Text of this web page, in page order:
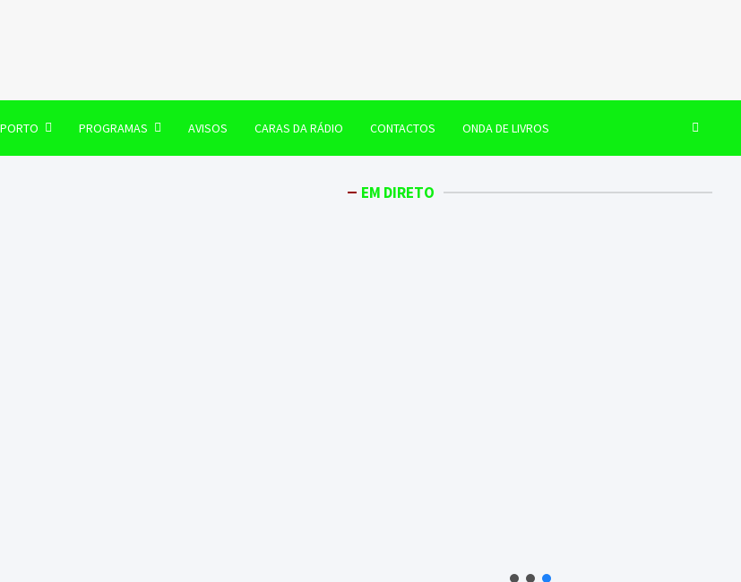
PROGRAMAS AVISOS CARAS DA RÁDIO CONTACTOS ONDA DE LIVROS
EM DIRETO